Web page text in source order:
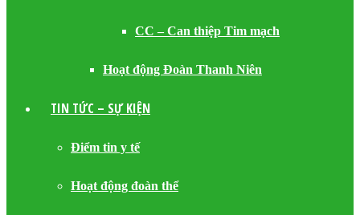
CC – Can thiệp Tim mạch
Hoạt động Đoàn Thanh Niên
TIN TỨC – SỰ KIỆN
Điểm tin y tế
Hoạt động đoàn thể